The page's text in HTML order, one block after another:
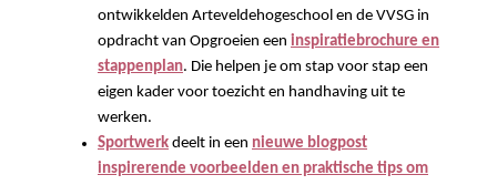
ontwikkelden Arteveldehogeschool en de VVSG in
opdracht van Opgroeien een inspiratiebrochure en
stappenplan. Die helpen je om stap voor stap een
eigen kader voor toezicht en handhaving uit te
werken.
Sportwerk deelt in een nieuwe blogpost
inspirerende voorbeelden en praktische tips om